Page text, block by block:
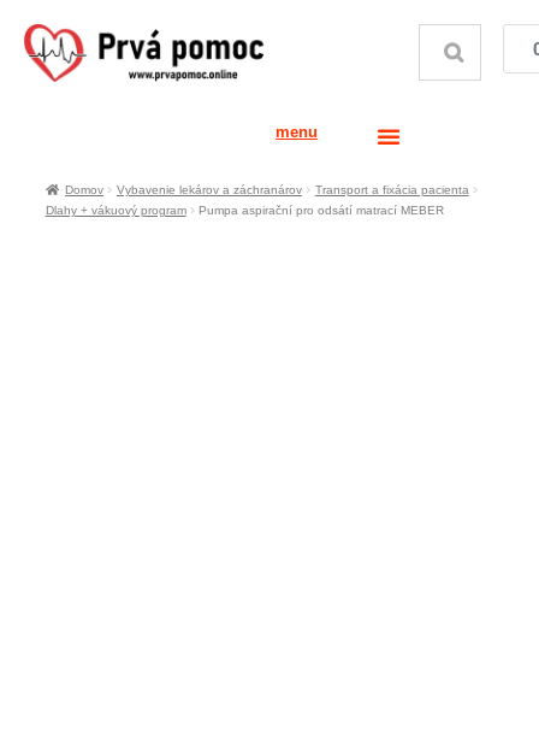
menu
Domov Vybavenie lekárov a záchranárov
Transport a fixácia pacienta
Dlahy + vákuový program
Pumpa aspirační pro odsátí matrací MEBER